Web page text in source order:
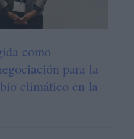
como
para la
climático en la